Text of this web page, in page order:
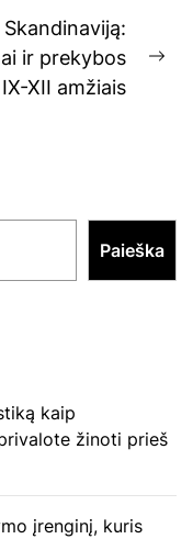
ir prekybos
XII amžiais
Paieška
kaip
žinoti prieš
įrenginį, kuris